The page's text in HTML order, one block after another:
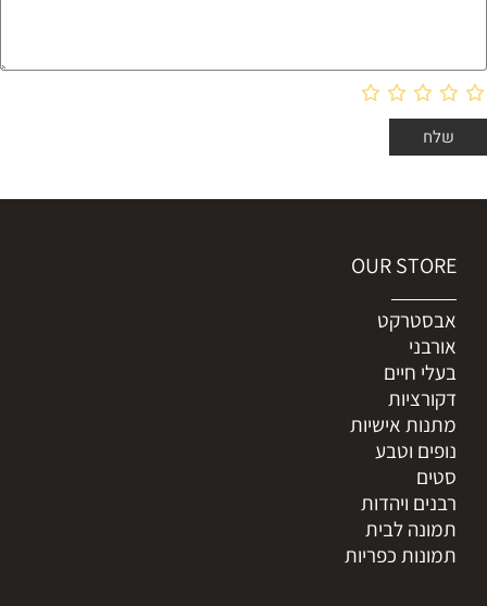
OUR STORE
אבסטרקט
אורבני
בעלי חיים
דקורציות
מתנות אישיות
נופים וטבע
סטים
רבנים ויהדות
תמונה לבית
תמונות כפריות